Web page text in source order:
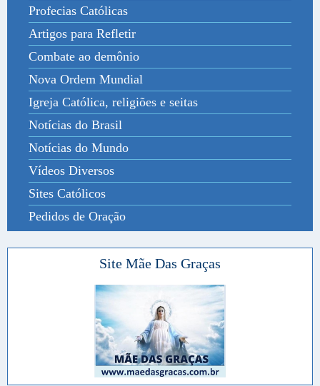
Profecias Católicas
Artigos para Refletir
Combate ao demônio
Nova Ordem Mundial
Igreja Católica, religiões e seitas
Notícias do Brasil
Notícias do Mundo
Vídeos Diversos
Sites Católicos
Pedidos de Oração
Site Mãe Das Graças